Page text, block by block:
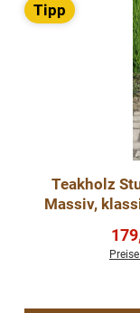
Tipp
Teakholz
Massiv,